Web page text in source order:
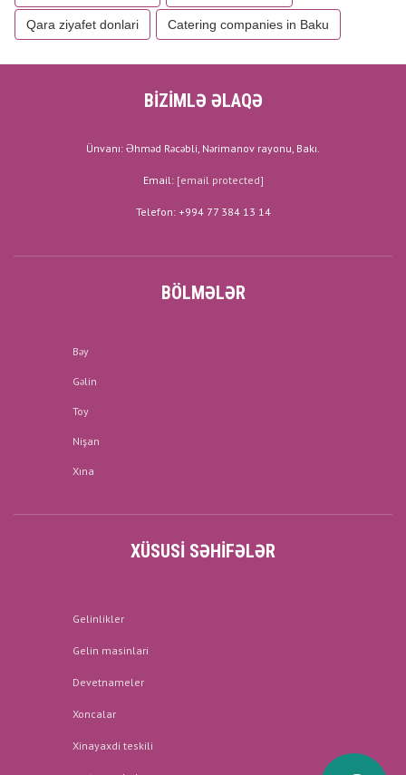
Qara ziyafet donlari Catering companies in Baku
BİZİMLƏ ƏLAQƏ
Ünvanı: Əhməd Rəcəbli, Nərimanov rayonu, Bakı.
Email: [email protected]
Telefon: +994 77 384 13 14
BÖLMƏLƏR
Bəy
Gəlin
Toy
Nişan
Xına
XÜSUSI SƏHIFƏLƏR
Gelinlikler
Gelin masinlari
Devetnameler
Xoncalar
Xinayaxdi teskili